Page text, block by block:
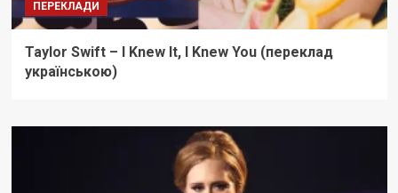
ПЕРЕКЛАДИ
Taylor Swift – I Knew It, I Knew You (переклад
українською)